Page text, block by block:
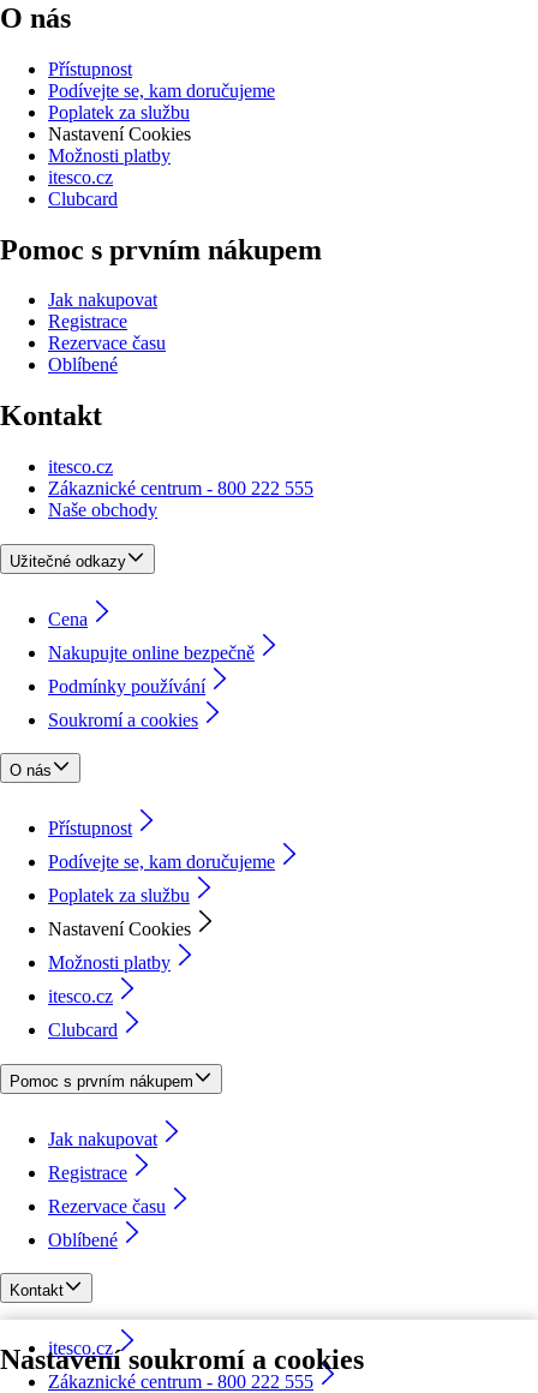
Nastavení soukromí a cookies
O nás
Přístupnost
Podívejte se, kam doručujeme
Poplatek za službu
Nastavení Cookies
Možnosti platby
itesco.cz
Clubcard
Pomoc s prvním nákupem
Jak nakupovat
Registrace
Rezervace času
Oblíbené
Kontakt
itesco.cz
Zákaznické centrum - 800 222 555
Naše obchody
Užitečné odkazy
Cena
Nakupujte online bezpečně
Podmínky používání
Soukromí a cookies
O nás
Přístupnost
Podívejte se, kam doručujeme
Poplatek za službu
Nastavení Cookies
Možnosti platby
itesco.cz
Clubcard
Pomoc s prvním nákupem
Jak nakupovat
Registrace
Rezervace času
Oblíbené
Kontakt
itesco.cz
Zákaznické centrum - 800 222 555